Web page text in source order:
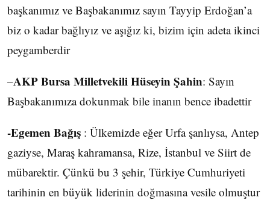
başkanımız ve Başbakanımız sayın Tayyip Erdoğan’a
biz o kadar bağlıyız ve aşığız ki, bizim için adeta ikinci
peygamberdir
–AKP Bursa Milletvekili Hüseyin Şahin: Sayın
Başbakanımıza dokunmak bile inanın bence ibadettir
-Egemen Bağış : Ülkemizde eğer Urfa şanlıysa, Antep
gaziyse, Maraş kahramansa, Rize, İstanbul ve Siirt de
mübarektir. Çünkü bu 3 şehir, Türkiye Cumhuriyeti
tarihinin en büyük liderinin doğmasına vesile olmuştur